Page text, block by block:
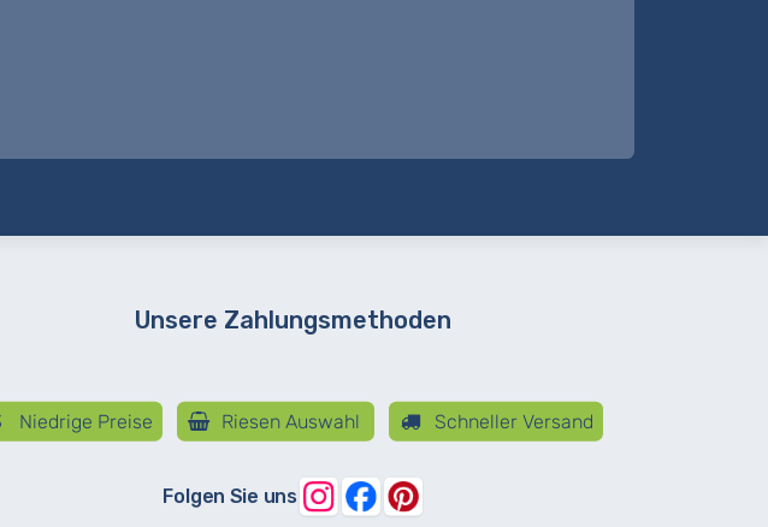
Unsere Zahlungsmethoden
Niedrige Preise Riesen Auswahl Schneller Versand
Folgen Sie uns